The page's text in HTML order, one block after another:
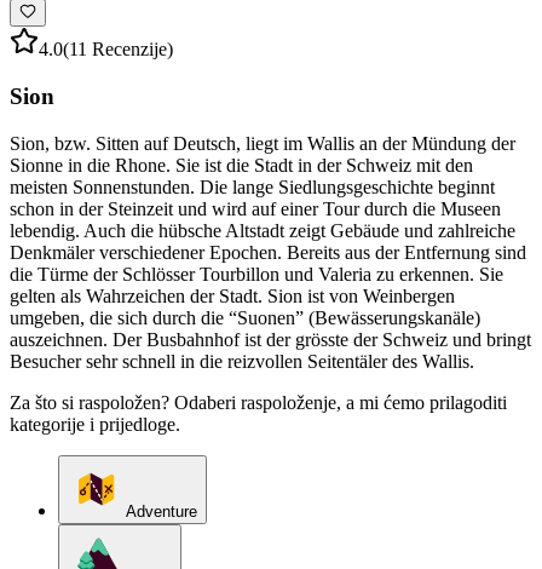
4.0(11 Recenzije)
Sion
Sion, bzw. Sitten auf Deutsch, liegt im Wallis an der Mündung der
Sionne in die Rhone. Sie ist die Stadt in der Schweiz mit den
meisten Sonnenstunden. Die lange Siedlungsgeschichte beginnt
schon in der Steinzeit und wird auf einer Tour durch die Museen
lebendig. Auch die hübsche Altstadt zeigt Gebäude und zahlreiche
Denkmäler verschiedener Epochen. Bereits aus der Entfernung sind
die Türme der Schlösser Tourbillon und Valeria zu erkennen. Sie
gelten als Wahrzeichen der Stadt. Sion ist von Weinbergen
umgeben, die sich durch die “Suonen” (Bewässerungskanäle)
auszeichnen. Der Busbahnhof ist der grösste der Schweiz und bringt
Besucher sehr schnell in die reizvollen Seitentäler des Wallis.
Za što si raspoložen? Odaberi raspoloženje, a mi ćemo prilagoditi
kategorije i prijedloge.
Adventure